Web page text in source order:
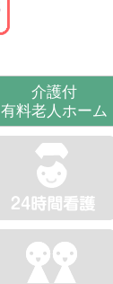
介護付
有料老人ホーム